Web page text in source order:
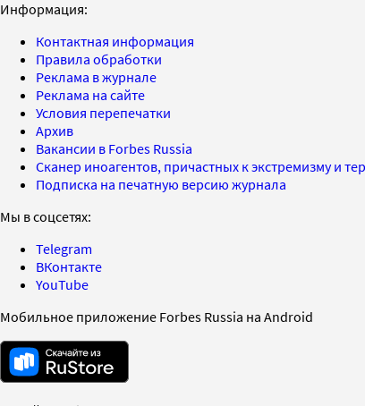
Информация:
Контактная информация
Правила обработки
Реклама в журнале
Реклама на сайте
Условия перепечатки
Архив
Вакансии в Forbes Russia
Сканер иноагентов, причастных к экстремизму и
Подписка на печатную версию журнала
Мы в соцсетях:
Telegram
ВКонтакте
YouTube
Мобильное приложение Forbes Russia на Android